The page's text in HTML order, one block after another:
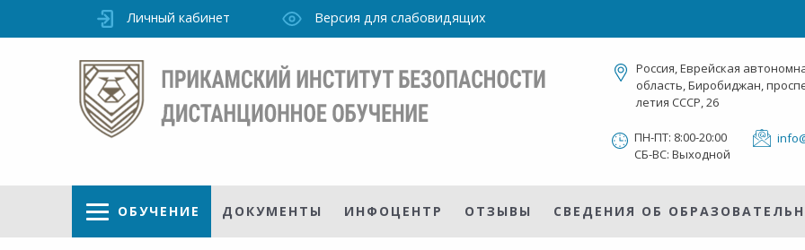
Личный кабинет Версия для слабовидящих
Россия, Еврейская
область, Биробиджан,
летия СССР, 26
ПН-ПТ: 8:00-20:00
СБ-ВС: Выходной
ОБУЧЕНИЕ ДОКУМЕНТЫ ИНФОЦЕНТР ОТЗЫВЫ СВЕДЕНИЯ ОБ